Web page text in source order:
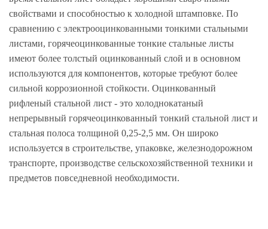
свойствами и способностью к холодной штамповке. По
сравнению с электрооцинкованными тонкими стальными
листами, горячеоцинкованные тонкие стальные листы
имеют более толстый оцинкованный слой и в основном
используются для компонентов, которые требуют более
сильной коррозионной стойкости. Оцинкованный
рифленый стальной лист - это холоднокатаный
непрерывный горячеоцинкованный тонкий стальной лист и
стальная полоса толщиной 0,25-2,5 мм. Он широко
используется в строительстве, упаковке, железнодорожном
транспорте, производстве сельскохозяйственной техники и
предметов повседневной необходимости.